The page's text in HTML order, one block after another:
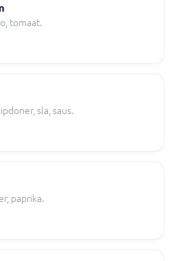
tomaat.
sla, saus.
paprika.